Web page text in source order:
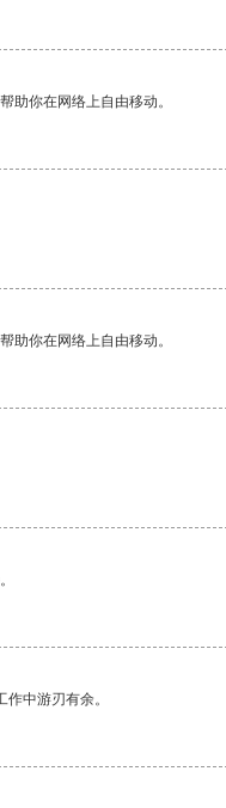
助你在网络上自由移动。
助你在网络上自由移动。
中游刃有余。